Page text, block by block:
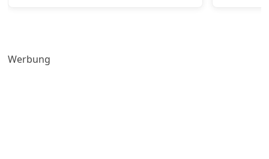
Werbung